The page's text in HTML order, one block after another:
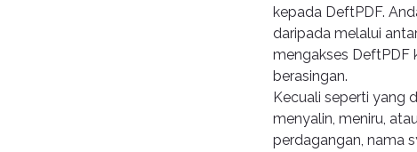
kepada DeftPDF.
daripada melalui
mengakses DeftPDF
berasingan.
Kecuali seperti yang
menyalin, meniru,
perdagangan, nama